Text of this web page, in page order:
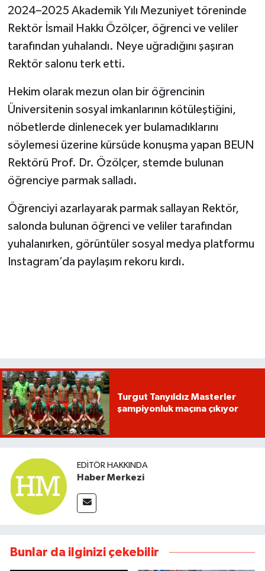
2024–2025 Akademik Yılı Mezuniyet töreninde
Rektör İsmail Hakkı Özölçer, öğrenci ve veliler
tarafından yuhalandı. Neye uğradığını şaşıran
Rektör salonu terk etti.
Hekim olarak mezun olan bir öğrencinin
Üniversitenin sosyal imkanlarının kötüleştiğini,
nöbetlerde dinlenecek yer bulamadıklarını
söylemesi üzerine kürsüde konuşma yapan BEUN
Rektörü Prof. Dr. Özölçer, stemde bulunan
öğrenciye parmak salladı.
Öğrenciyi azarlayarak parmak sallayan Rektör,
salonda bulunan öğrenci ve veliler tarafından
yuhalanırken, görüntüler sosyal medya platformu
Instagram’da paylaşım rekoru kırdı.
Turgut Tanyıldız Masterler
şampiyonluk maçına çıkıyor
EDITÖR HAKKINDA
Haber Merkezi
Bunlar da ilginizi çekebilir